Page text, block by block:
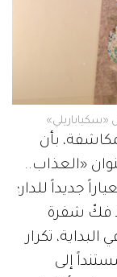
«سكياباريلي»
بأن
«العذاب..
جديداً للدار؛
فكّ شفرة
تكرار
إلى